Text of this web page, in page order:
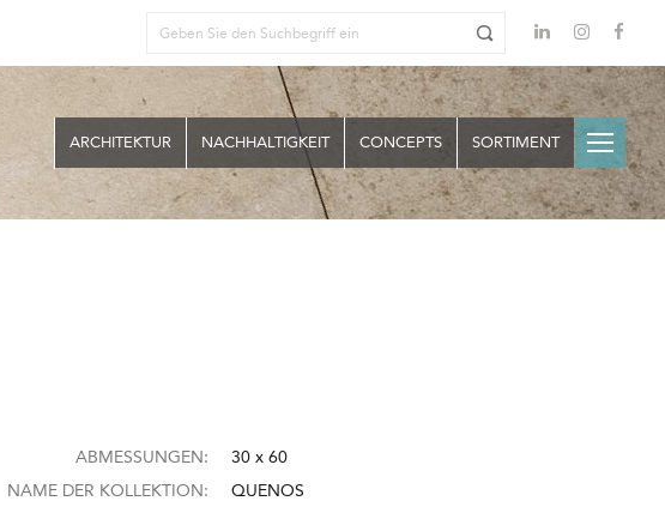
ARCHITEKTUR NACHHALTIGKEIT CONCEPTS SORTIMENT
ABMESSUNGEN:
30 x 60
NAME DER KOLLEKTION:
QUENOS